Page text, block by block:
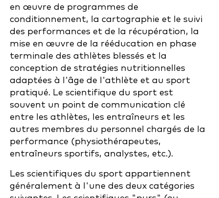
en œuvre de programmes de
conditionnement, la cartographie et le suivi
des performances et de la récupération, la
mise en œuvre de la rééducation en phase
terminale des athlètes blessés et la
conception de stratégies nutritionnelles
adaptées à l'âge de l'athlète et au sport
pratiqué. Le scientifique du sport est
souvent un point de communication clé
entre les athlètes, les entraîneurs et les
autres membres du personnel chargés de la
performance (physiothérapeutes,
entraîneurs sportifs, analystes, etc.).
Les scientifiques du sport appartiennent
généralement à l'une des deux catégories